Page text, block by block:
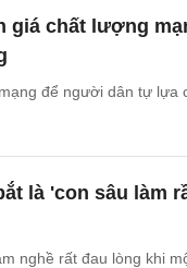
giá chất lượng
để người dân tự lựa
là 'con sâu làm
nghề rất đau lòng khi